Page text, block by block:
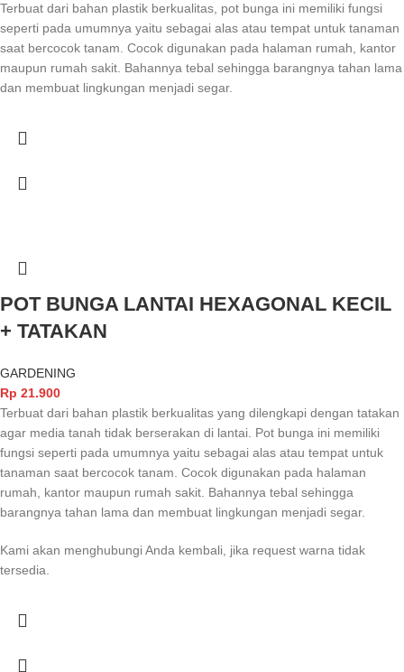
Terbuat dari bahan plastik berkualitas, pot bunga ini memiliki fungsi
seperti pada umumnya yaitu sebagai alas atau tempat untuk tanaman
saat bercocok tanam. Cocok digunakan pada halaman rumah, kantor
maupun rumah sakit. Bahannya tebal sehingga barangnya tahan lama
dan membuat lingkungan menjadi segar.
POT BUNGA LANTAI HEXAGONAL KECIL
+ TATAKAN
GARDENING
Rp 21.900
Terbuat dari bahan plastik berkualitas yang dilengkapi dengan tatakan
agar media tanah tidak berserakan di lantai. Pot bunga ini memiliki
fungsi seperti pada umumnya yaitu sebagai alas atau tempat untuk
tanaman saat bercocok tanam. Cocok digunakan pada halaman
rumah, kantor maupun rumah sakit. Bahannya tebal sehingga
barangnya tahan lama dan membuat lingkungan menjadi segar.
Kami akan menghubungi Anda kembali, jika request warna tidak
tersedia.